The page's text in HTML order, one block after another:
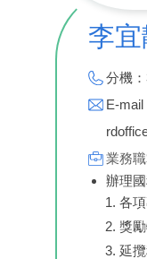
李宜
分機
E-mail
業務職
辦理
各
獎
延